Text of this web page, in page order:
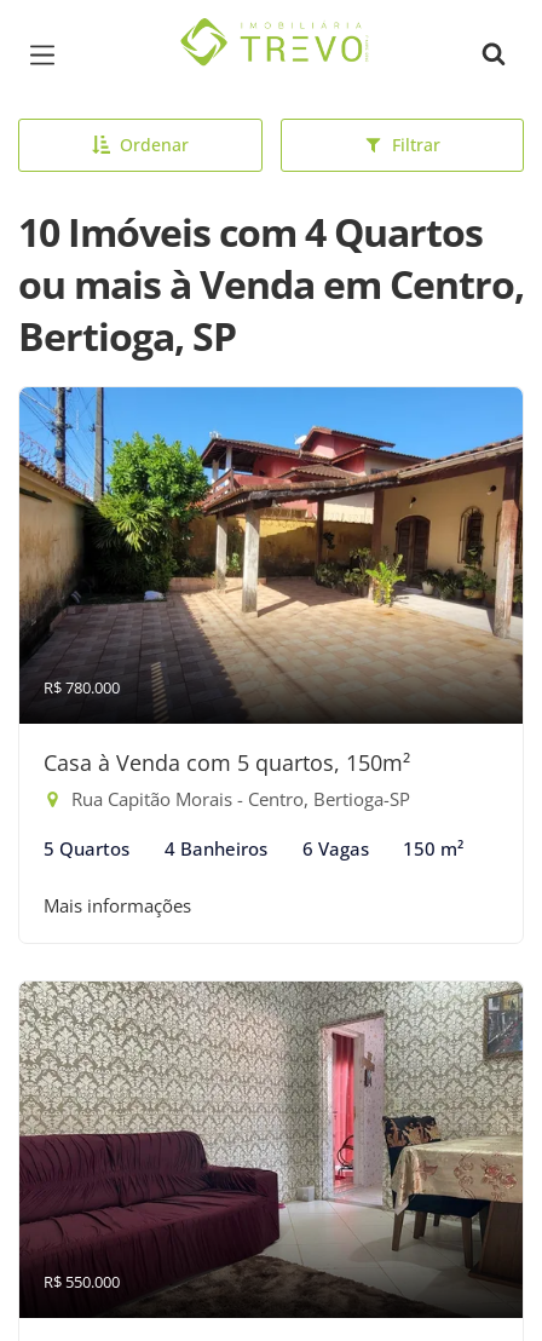
Página inicial
Ordenar Filtrar
10 Imóveis com 4 Quartos
ou mais à Venda em Centro,
Bertioga, SP
R$ 780.000
Casa à Venda com 5 quartos, 150m²
Rua Capitão Morais - Centro, Bertioga-SP
5 Quartos 4 Banheiros 6 Vagas 150 m²
Mais informações
R$ 550.000